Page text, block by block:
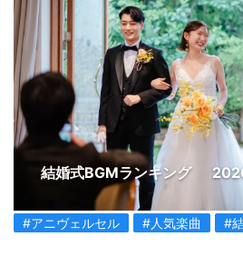
結婚式BGMランキング
#アニヴェルセル #人気楽曲 #